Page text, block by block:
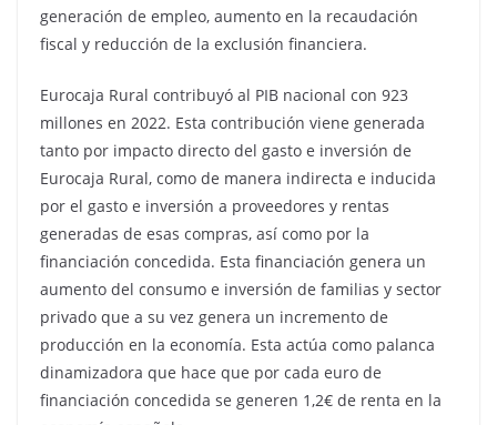
generación de empleo, aumento en la recaudación
fiscal y reducción de la exclusión financiera.
Eurocaja Rural contribuyó al PIB nacional con 923
millones en 2022. Esta contribución viene generada
tanto por impacto directo del gasto e inversión de
Eurocaja Rural, como de manera indirecta e inducida
por el gasto e inversión a proveedores y rentas
generadas de esas compras, así como por la
financiación concedida. Esta financiación genera un
aumento del consumo e inversión de familias y sector
privado que a su vez genera un incremento de
producción en la economía. Esta actúa como palanca
dinamizadora que hace que por cada euro de
financiación concedida se generen 1,2€ de renta en la